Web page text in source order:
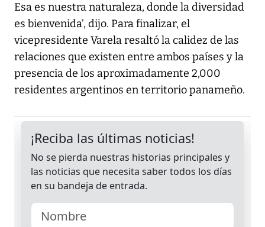
Esa es nuestra naturaleza, donde la diversidad
es bienvenida’, dijo. Para finalizar, el
vicepresidente Varela resaltó la calidez de las
relaciones que existen entre ambos países y la
presencia de los aproximadamente 2,000
residentes argentinos en territorio panameño.